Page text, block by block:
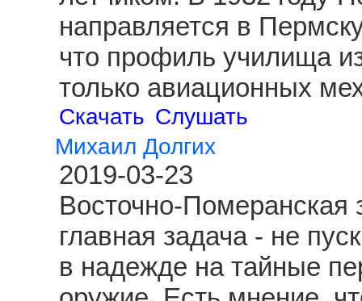
направляется в
что профиль училища
только авиационных
Скачать Слушать
Михаил Долгих
2019-03-23
Восточно-Померанская
главная задача - не
в надежде на тайные